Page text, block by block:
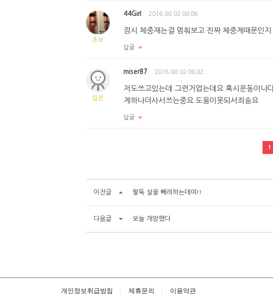
초보
44Girl 2016.08.02 08:06
잠시 체중재는걸 멈춰보고 진짜 체중계때문인
답글
입문
miser87 2016.08.02 06:02
저도쓰고있는데.그런거업는데요.혹시운동이나
계하나더사서쓰는중요.도움이못되서죄송요
답글
1
이전글 팔뚝 살을 빼려하는데여!!
다음글 오늘 개망했다
개인정보취급방침 제휴문의 이용약관